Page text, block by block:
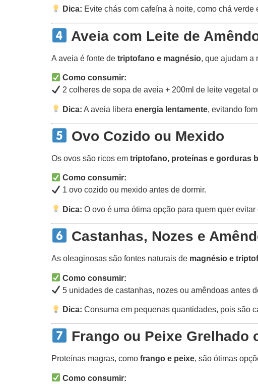
Dica: Evite chás com cafeína à noite, como chá verde
Aveia com Leite de
A aveia é fonte de triptofano e magnésio, que ajudam a
Como consumir:
2 colheres de sopa de aveia + 200ml de leite vegetal
Dica: A aveia liberaenergia lentamente, evitando
Ovo Cozido ou Mexido
Os ovos são ricos em triptofano, proteínas e gorduras
Como consumir:
1 ovo cozido ou mexido antes de dormir.
Dica: O ovo é uma ótima opção para quem quer
Castanhas, Nozes e
As oleaginosas são fontes naturais de magnésio e
Como consumir:
5 unidades de castanhas, nozes ou amêndoas antes
Dica: Consuma em pequenas quantidades, pois são
Frango ou Peixe Grelhado
Proteínas magras, como frango e peixe, são ótimas
Como consumir: